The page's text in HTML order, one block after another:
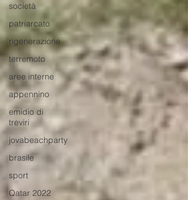
società
patriarcato
rigenerazione
terremoto
aree interne
appennino
emidio di
treviri
jovabeachparty
brasile
sport
Qatar 2022